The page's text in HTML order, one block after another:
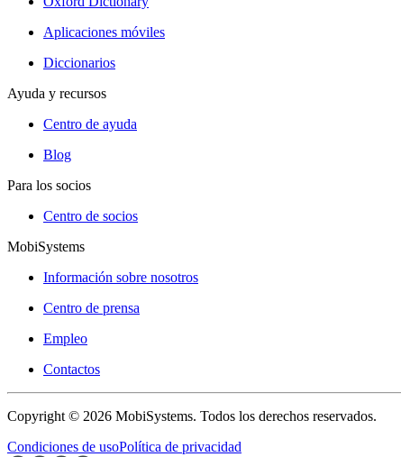
Aplicaciones móviles
Diccionarios
Ayuda y recursos
Centro de ayuda
Blog
Para los socios
Centro de socios
MobiSystems
Información sobre nosotros
Centro de prensa
Empleo
Contactos
Copyright © 2026 MobiSystems. Todos los derechos reservados.
Condiciones de usoPolítica de privacidad